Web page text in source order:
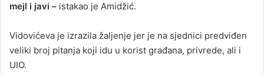
mejl i javi – istakao je Amidžić.
Vidovićeva je izrazila žaljenje jer je na sjednici predviđen
veliki broj pitanja koji idu u korist građana, privrede, ali i
UIO.